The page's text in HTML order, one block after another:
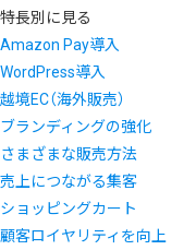
特長別に見る
Amazon Pay導入
WordPress導入
越境EC（海外販売）
ブランディングの強化
さまざまな販売方法
売上につながる集客
ショッピングカート
顧客ロイヤリティを向上